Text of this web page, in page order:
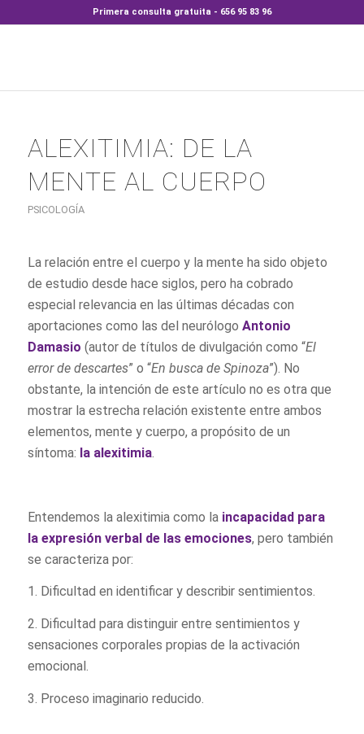
Primera consulta gratuita - 656 95 83 96
ALEXITIMIA: DE LA
MENTE AL CUERPO
PSICOLOGÍA
La relación entre el cuerpo y la mente ha sido objeto
de estudio desde hace siglos, pero ha cobrado
especial relevancia en las últimas décadas con
aportaciones como las del neurólogo Antonio
Damasio (autor de títulos de divulgación como “El
error de descartes” o “En busca de Spinoza”). No
obstante, la intención de este artículo no es otra que
mostrar la estrecha relación existente entre ambos
elementos, mente y cuerpo, a propósito de un
síntoma: la alexitimia.
Entendemos la alexitimia como la incapacidad para
la expresión verbal de las emociones, pero también
se caracteriza por:
1. Dificultad en identificar y describir sentimientos.
2. Dificultad para distinguir entre sentimientos y
sensaciones corporales propias de la activación
emocional.
3. Proceso imaginario reducido.